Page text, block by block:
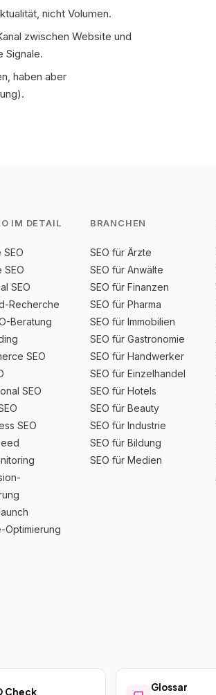
nicht Volumen.
zwischen Website und
Signale.
haben aber
IM DETAIL
SEO
SEO
Recherche
Beratung
SEO
SEO
SEO
Optimierung
BRANCHEN
SEO für Ärzte
SEO für Anwälte
SEO für Finanzen
SEO für Pharma
SEO für Immobilien
SEO für Gastronomie
SEO für Handwerker
SEO für Einzelhandel
SEO für Hotels
SEO für Beauty
SEO für Industrie
SEO für Bildung
SEO für Medien
Check Glossar